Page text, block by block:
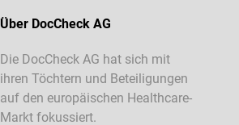
Über DocCheck AG
Die DocCheck AG hat sich mit
ihren Töchtern und Beteiligungen
auf den europäischen Healthcare-
Markt fokussiert.